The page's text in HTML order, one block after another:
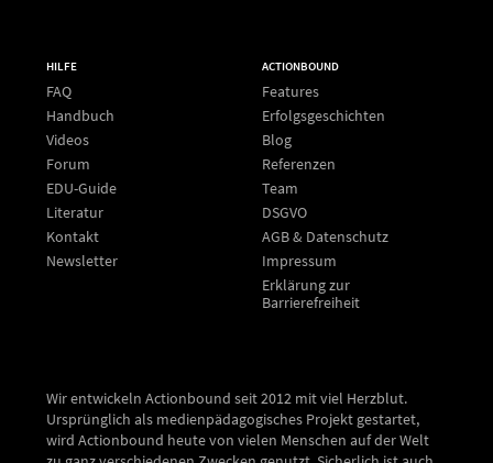
HILFE
FAQ
Handbuch
Videos
Forum
EDU-Guide
Literatur
Kontakt
Newsletter
ACTIONBOUND
Features
Erfolgsgeschichten
Blog
Referenzen
Team
DSGVO
AGB & Datenschutz
Impressum
Erklärung zur
Barrierefreiheit
Wir entwickeln Actionbound seit 2012 mit viel Herzblut.
Ursprünglich als medienpädagogisches Projekt gestartet,
wird Actionbound heute von vielen Menschen auf der Welt